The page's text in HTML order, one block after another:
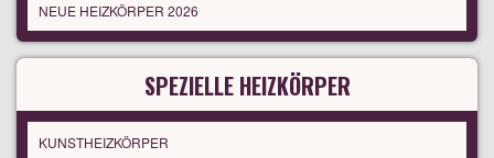
NEUE HEIZKÖRPER 2026
SPEZIELLE HEIZKÖRPER
KUNSTHEIZKÖRPER